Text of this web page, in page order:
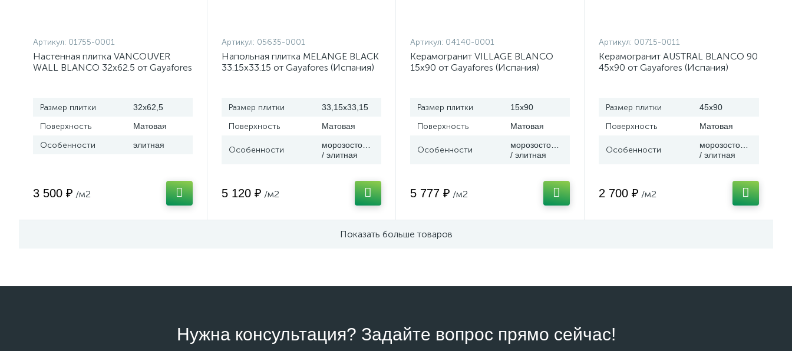
Артикул: 01755-0001
Настенная плитка VANCOUVER
WALL BLANCO 32x62.5 от Gayafores
Размер плитки 32x62,5
Поверхность Матовая
Особенности элитная
3 500 ₽ /м2
Артикул: 05635-0001
Напольная плитка MELANGE BLACK
33.15x33.15 от Gayafores (Испания)
Размер плитки 33,15x33,15
Поверхность Матовая
Особенности
морозостойкая
/ элитная
5 120 ₽ /м2
Артикул: 04140-0001
Керамогранит VILLAGE BLANCO
15x90 от Gayafores (Испания)
Размер плитки 15x90
Поверхность Матовая
Особенности
морозостойкая
/ элитная
5 777 ₽ /м2
Артикул: 00715-0011
Керамогранит AUSTRAL BLANCO 90
45x90 от Gayafores (Испания)
Размер плитки 45x90
Поверхность Матовая
Особенности
морозостойкая
/ элитная
2 700 ₽ /м2
Показать больше товаров
Нужна консультация? Задайте вопрос прямо сейчас!